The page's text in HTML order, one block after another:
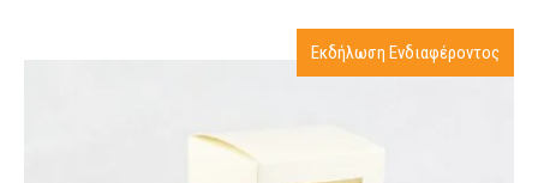
Εκδήλωση Ενδιαφέροντος